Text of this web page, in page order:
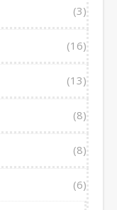
(3)
(16)
(13)
(8)
(8)
(6)